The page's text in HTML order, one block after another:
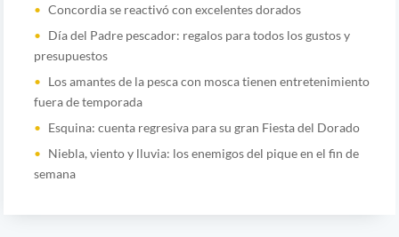
Concordia se reactivó con excelentes dorados
Día del Padre pescador: regalos para todos los gustos y
presupuestos
Los amantes de la pesca con mosca tienen entretenimiento
fuera de temporada
Esquina: cuenta regresiva para su gran Fiesta del Dorado
Niebla, viento y lluvia: los enemigos del pique en el fin de
semana